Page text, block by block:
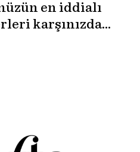
en iddialı
karşınızda…